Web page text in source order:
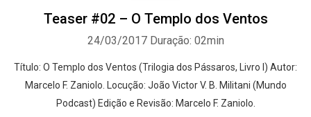
Teaser #02 – O Templo dos Ventos
24/03/2017 Duração: 02min
Título: O Templo dos Ventos (Trilogia dos Pássaros, Livro I) Autor:
Marcelo F. Zaniolo. Locução: João Victor V. B. Militani (Mundo
Podcast) Edição e Revisão: Marcelo F. Zaniolo.